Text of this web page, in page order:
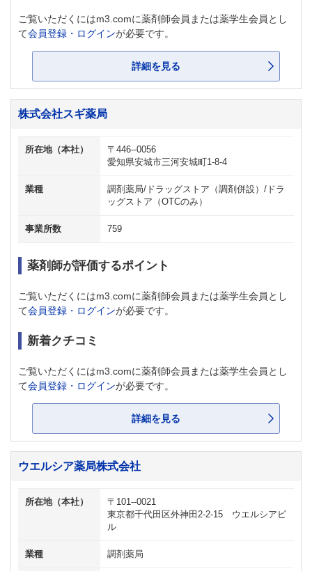
ご覧いただくにはm3.comに薬剤師会員または薬学生会員とし
て会員登録・ログインが必要です。
詳細を見る
株式会社スギ薬局
所在地（本社）
〒446--0056
愛知県安城市三河安城町1-8-4
業種
調剤薬局/ドラッグストア（調剤併設）/ドラ
ッグストア（OTCのみ）
事業所数 759
薬剤師が評価するポイント
ご覧いただくにはm3.comに薬剤師会員または薬学生会員とし
て会員登録・ログインが必要です。
新着クチコミ
ご覧いただくにはm3.comに薬剤師会員または薬学生会員とし
て会員登録・ログインが必要です。
詳細を見る
ウエルシア薬局株式会社
所在地（本社）
〒101--0021
東京都千代田区外神田2-2-15 ウエルシアビ
ル
業種 調剤薬局